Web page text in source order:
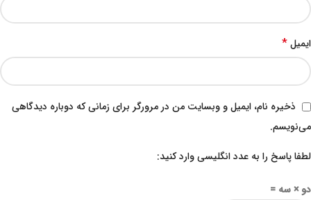
ایمیل*
ذخیره نام، ایمیل و وبسایت من در مرورگر برای زمانی که دوباره دیدگاهی
می‌نویسم.
لطفا پاسخ را به عدد انگلیسی وارد کنید:
دو × سه =